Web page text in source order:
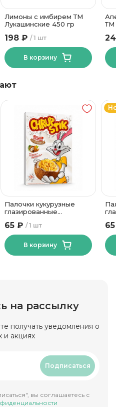
Лимоны с имбирем ТМ
Лукашинские 450 гр
1 шт
198 ₽
В корзину
ТМ
Палочки кукурузные
глазированные
мииндаль Лидкон 120 гр
1 шт
65 ₽
В корзину
на рассылку
получать уведомления о
и акциях
Подписаться
вы соглашаетесь с